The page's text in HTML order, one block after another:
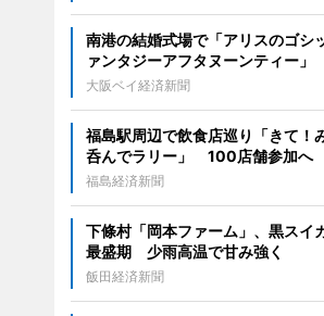
南港の結婚式場で「アリスのゴシ
ァンタジーアフタヌーンティー」
大阪ベイ経済新聞
福島駅周辺で飲食店巡り「きて！
呑んでラリー」 100店舗参加へ
福島経済新聞
下條村「岡本ファーム」、黒スイ
最盛期 少雨高温で甘み強く
飯田経済新聞